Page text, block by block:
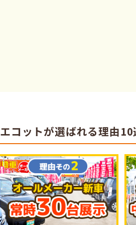
エコットが選ばれる理由10